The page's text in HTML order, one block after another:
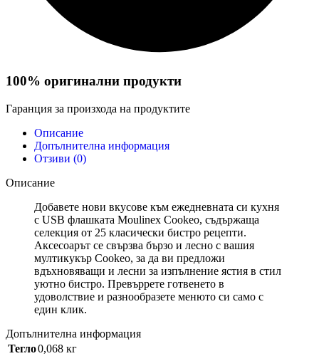
100% оригинални продукти
Гаранция за произхода на продуктите
Описание
Допълнителна информация
Отзиви (0)
Описание
Добавете нови вкусове към ежедневната си кухня
с USB флашката Moulinex Cookeo, съдържаща
селекция от 25 класически бистро рецепти.
Аксесоарът се свързва бързо и лесно с вашия
мултикукър Cookeo, за да ви предложи
вдъхновяващи и лесни за изпълнение ястия в стил
уютно бистро. Превъррете готвенето в
удоволствие и разнообразете менюто си само с
един клик.
Допълнителна информация
Тегло0,068 кг